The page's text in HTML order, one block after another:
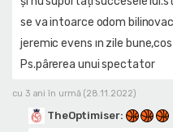
se va intoarce odom
jeremic evens ın zile
Ps.pârerea unui spectator
cu 3 ani în urmă (28.11.2022)
TheOptimiser: